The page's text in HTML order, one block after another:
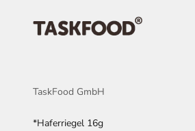
TaskFood GmbH
TaskFood GmbH
*Haferriegel 16g